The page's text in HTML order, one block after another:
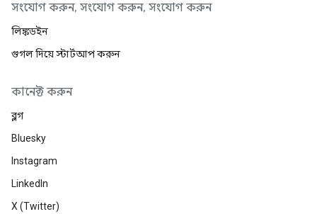
সংযোগ করুন, সংযোগ করুন, সংযোগ করুন
লিঙ্কডইন
গুগল দিয়ে স্টার্টআপ করুন
কানেক্ট করুন
ব্লগ
Bluesky
Instagram
LinkedIn
X (Twitter)